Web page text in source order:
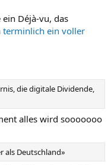
Déjà-vu, das
terminlich ein voller
die digitale Dividende,
alles wird sooooooo
als Deutschland»